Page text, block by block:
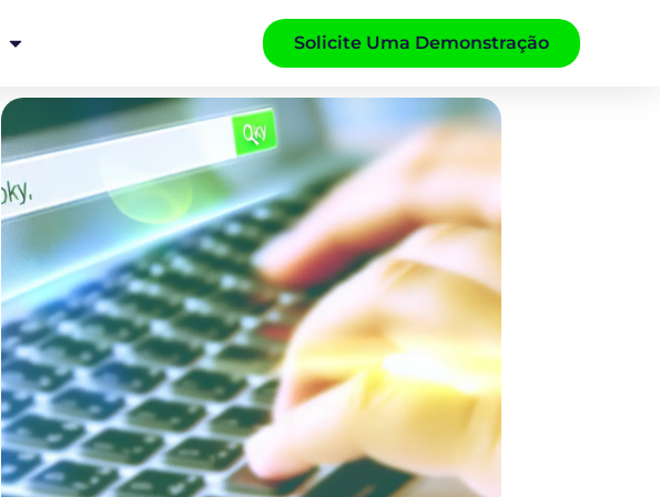
Solicite Uma Demonstração